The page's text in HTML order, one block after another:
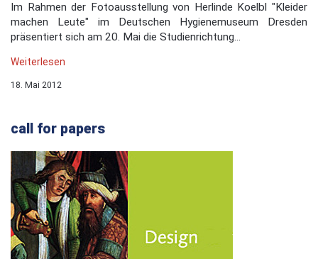
Im Rahmen der Fotoausstellung von Herlinde Koelbl "Kleider
machen Leute" im Deutschen Hygienemuseum Dresden
präsentiert sich am 20. Mai die Studienrichtung...
Weiterlesen
18. Mai 2012
call for papers